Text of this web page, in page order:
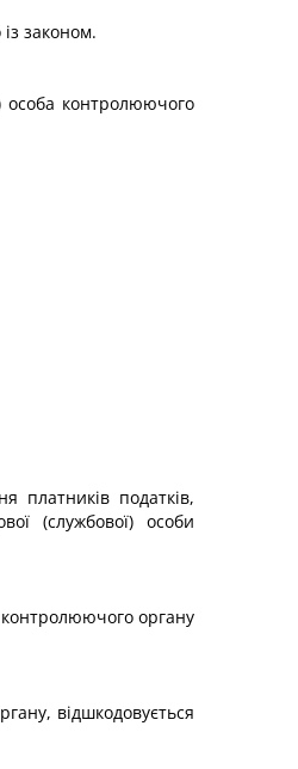
законом.
особа контролюючого
платників податків,
(службової) особи
контролюючого органу
відшкодовується